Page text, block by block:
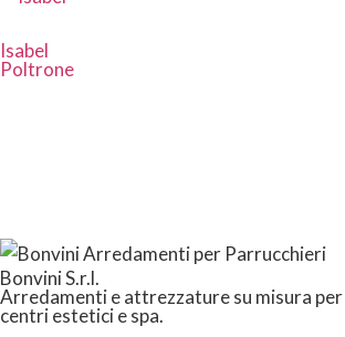
Isabel
Poltrone
Bonvini S.r.l.
Arredamenti e attrezzature su misura
centri estetici e spa.